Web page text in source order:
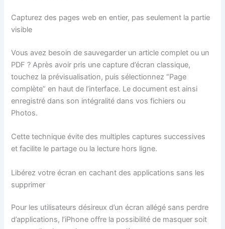
Capturez des pages web en entier, pas seulement la partie
visible
Vous avez besoin de sauvegarder un article complet ou un
PDF ? Après avoir pris une capture d’écran classique,
touchez la prévisualisation, puis sélectionnez “Page
complète” en haut de l’interface. Le document est ainsi
enregistré dans son intégralité dans vos fichiers ou
Photos.
Cette technique évite des multiples captures successives
et facilite le partage ou la lecture hors ligne.
Libérez votre écran en cachant des applications sans les
supprimer
Pour les utilisateurs désireux d’un écran allégé sans perdre
d’applications, l’iPhone offre la possibilité de masquer soit